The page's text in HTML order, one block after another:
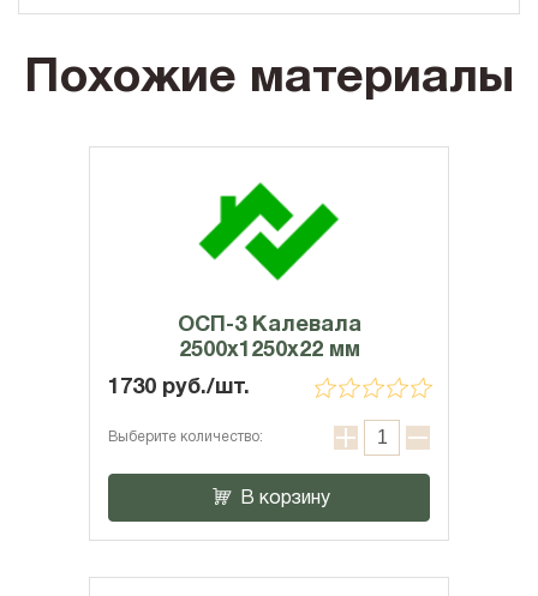
Похожие материалы
ОСП-3 Калевала
2500х1250х22 мм
1730 руб./шт.
Выберите количество:
В корзину